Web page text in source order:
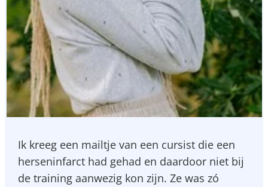
Ik kreeg een mailtje van een cursist die een
herseninfarct had gehad en daardoor niet bij
de training aanwezig kon zijn. Ze was zó